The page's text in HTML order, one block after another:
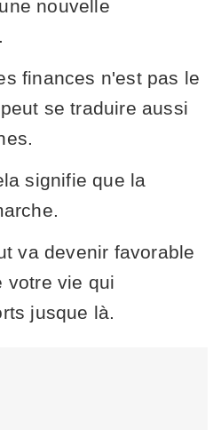
nouvelle
finances n'est pas le
se traduire aussi
signifie que la
va devenir favorable
votre vie qui
jusque là.